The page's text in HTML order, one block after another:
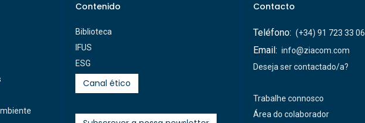
Contenido
Biblioteca
IFUS
ESG
Canal ético
Contacto
Teléfono: (+34) 91 723 33 06
Email: info@ziacom.com
Deseja ser contactado/a?
Trabalhe connosco
Área do colaborador